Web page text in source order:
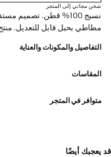
شحن مجاني إلى المتجر
نسيج 100% قطن. تصميم
مطاطي بحبل قابل للتعديل.
التفاصيل والمكونات والعناية
المقاسات
متوافر في المتجر
قد يعجبك أيضًا